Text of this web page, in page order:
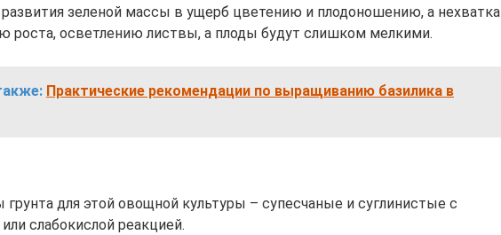
зеленой массы в ущерб цветению и плодоношению, а нехватка
роста, осветлению листвы, а плоды будут слишком мелкими.
Практические рекомендации по выращиванию базилика в
для этой овощной культуры – супесчаные и суглинистые с
слабокислой реакцией.